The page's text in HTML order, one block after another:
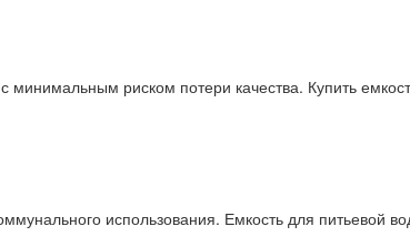
риском потери качества. Купить
использования. Емкость для питьевой